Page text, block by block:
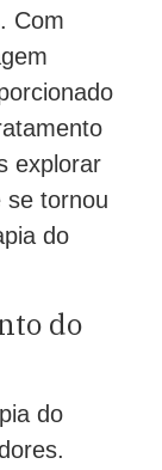
Com
explorar
se tornou
do
do
do